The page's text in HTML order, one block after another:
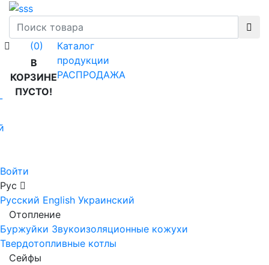
(0)
В
КОРЗИНЕ
ПУСТО!
Каталог
продукции
РАСПРОДАЖА
Войти
Рус
Русский English Украинский
Отопление
Буржуйки Звукоизоляционные кожухи
Твердотопливные котлы
Сейфы